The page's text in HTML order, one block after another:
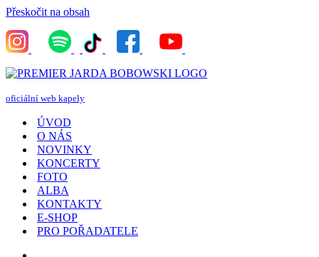
Přeskočit na obsah
oficiální web kapely
ÚVOD
O NÁS
NOVINKY
KONCERTY
FOTO
ALBA
KONTAKTY
E-SHOP
PRO POŘADATELE